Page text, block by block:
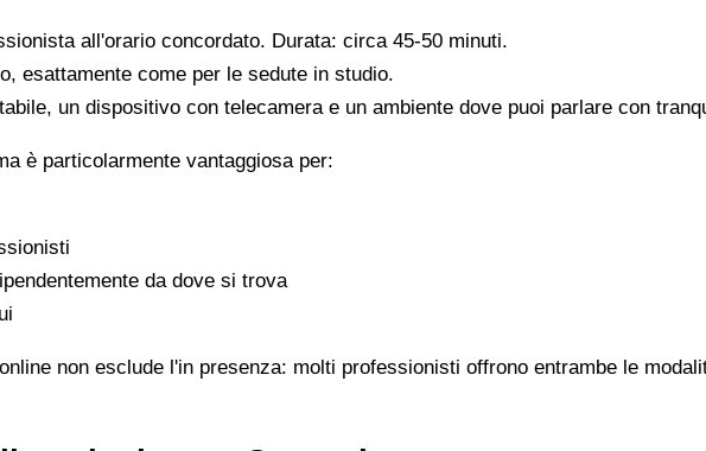
all'orario concordato. Durata: circa 45-50 minuti.
esattamente come per le sedute in studio.
un dispositivo con telecamera e un ambiente dove puoi parlare con
è particolarmente vantaggiosa per:
da dove si trova
non esclude l'in presenza: molti professionisti offrono entrambe le